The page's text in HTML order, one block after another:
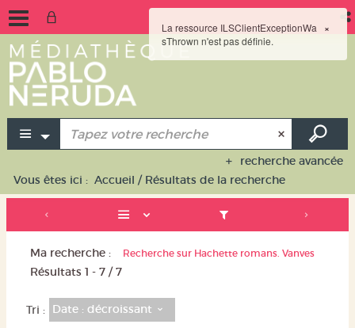
recherche avancée
Vous êtes ici : Accueil / Résultats de la recherche
Ma recherche : Recherche sur Hachette romans. Vanves
Résultats 1 - 7 / 7
Tri : Date : décroissant
×
La ressource ILSClientExceptionWa
sThrown n'est pas définie.